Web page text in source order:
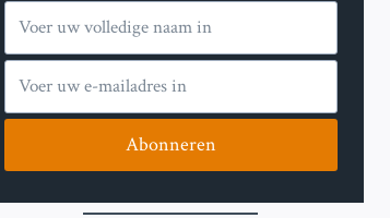
Abonneren